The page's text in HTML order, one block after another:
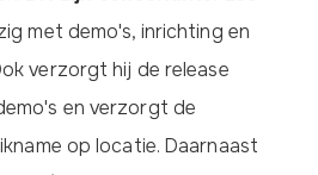
met demo's, inrichting en
verzorgt hij de release
en verzorgt de
op locatie. Daarnaast